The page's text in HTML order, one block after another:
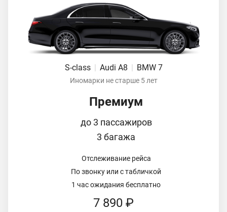
S-class | Audi A8 | BMW 7
Иномарки не старше 5 лет
Премиум
до 3 пассажиров
3 багажа
Отслеживание рейса
По звонку или с табличкой
1 час ожидания бесплатно
7 890 ₽